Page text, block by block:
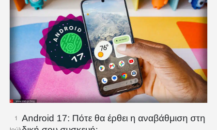
1
Android 17: Πότε θα έρθει η αναβάθμιση στη